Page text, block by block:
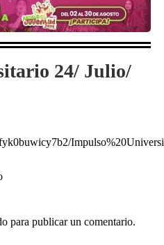
24/ Julio/
para publicar un comentario.